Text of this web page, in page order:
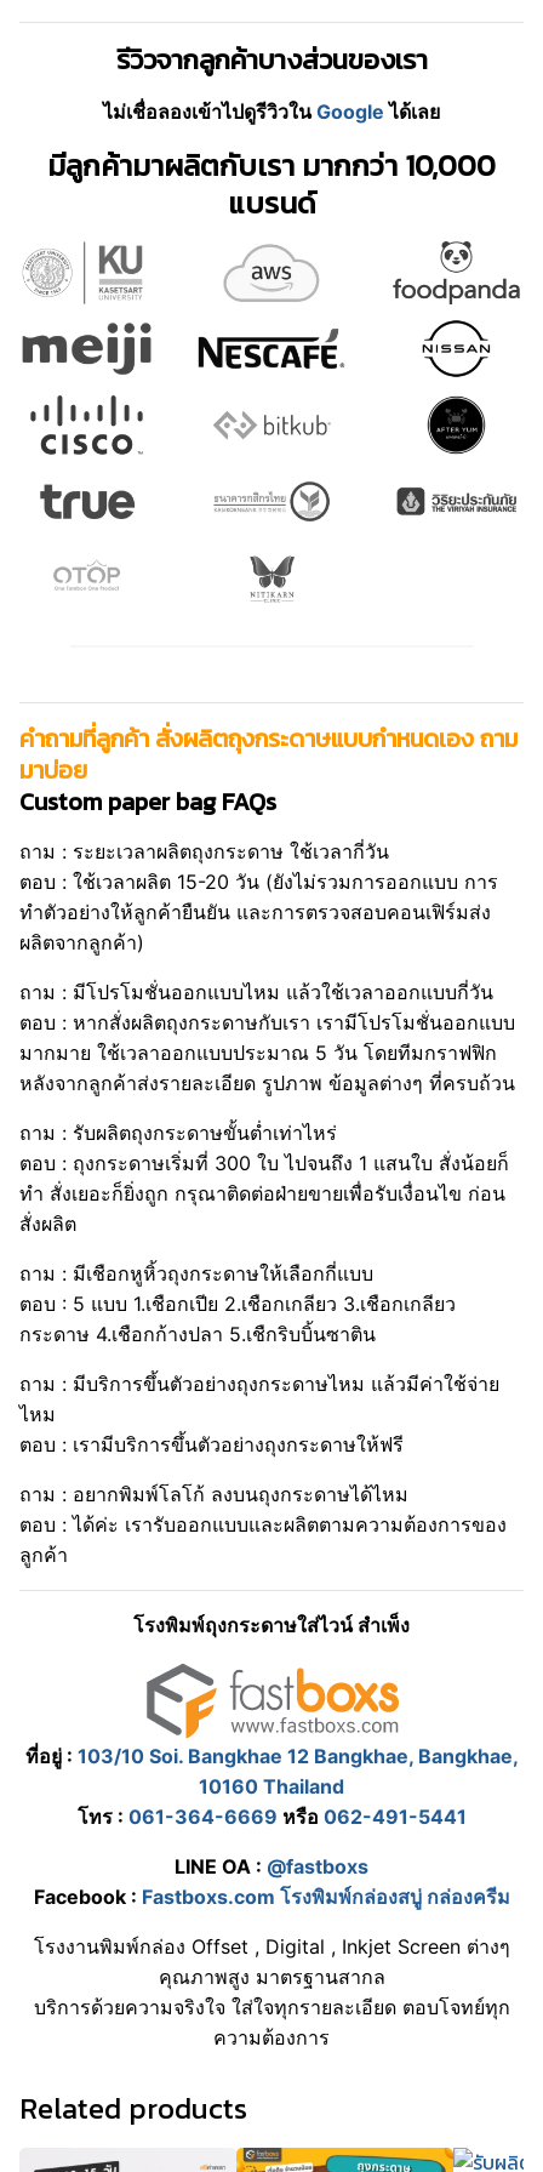
รีวิวจากลูกค้าบางส่วนของเรา
ไม่เชื่อลองเข้าไปดูรีวิวในGoogle ได้เลย
มีลูกค้ามาผลิตกับเรา มากกว่า 10,000
แบรนด์
คำถามที่ลูกค้า สั่งผลิตถุงกระดาษแบบกำหนดเอง ถาม
มาบ่อย
Custom paper bag FAQs
ถาม : ระยะเวลาผลิตถุงกระดาษ ใช้เวลากี่วัน
ตอบ : ใช้เวลาผลิต 15-20 วัน (ยังไม่รวมการออกแบบ การ
ทำตัวอย่างให้ลูกค้ายืนยัน และการตรวจสอบคอนเฟิร์มส่ง
ผลิตจากลูกค้า)
ถาม : มีโปรโมชั่นออกแบบไหม แล้วใช้เวลาออกแบบกี่วัน
ตอบ : หากสั่งผลิตถุงกระดาษกับเรา เรามีโปรโมชั่นออกแบบ
มากมาย ใช้เวลาออกแบบประมาณ 5 วัน โดยทีมกราฟฟิก
หลังจากลูกค้าส่งรายละเอียด รูปภาพ ข้อมูลต่างๆ ที่ครบถ้วน
ถาม : รับผลิตถุงกระดาษขั้นต่ำเท่าไหร่
ตอบ : ถุงกระดาษเริ่มที่ 300 ใบ ไปจนถึง 1 แสนใบ สั่งน้อยก็
ทำ สั่งเยอะก็ยิ่งถูก กรุณาติดต่อฝ่ายขายเพื่อรับเงื่อนไข ก่อน
สั่งผลิต
ถาม : มีเชือกหูหิ้วถุงกระดาษให้เลือกกี่แบบ
ตอบ : 5 แบบ 1.เชือกเปีย 2.เชือกเกลียว 3.เชือกเกลียว
กระดาษ 4.เชือกก้างปลา 5.เชืกริบบิ้นซาติน
ถาม : มีบริการขึ้นตัวอย่างถุงกระดาษไหม แล้วมีค่าใช้จ่าย
ไหม
ตอบ : เรามีบริการขึ้นตัวอย่างถุงกระดาษให้ฟรี
ถาม : อยากพิมพ์โลโก้ ลงบนถุงกระดาษได้ไหม
ตอบ : ได้ค่ะ เรารับออกแบบและผลิตตามความต้องการของ
ลูกค้า
โรงพิมพ์ถุงกระดาษใส่ไวน์ สำเพ็ง
ที่อยู่ : 103/10 Soi. Bangkhae 12 Bangkhae, Bangkhae,
10160 Thailand
โทร : 061-364-6669 หรือ 062-491-5441
LINE OA : @fastboxs
Facebook : Fastboxs.com โรงพิมพ์กล่องสบู่ กล่องครีม
โรงงานพิมพ์กล่อง Offset , Digital , Inkjet Screen ต่างๆ
คุณภาพสูง มาตรฐานสากล
บริการด้วยความจริงใจ ใส่ใจทุกรายละเอียด ตอบโจทย์ทุก
ความต้องการ
Related products